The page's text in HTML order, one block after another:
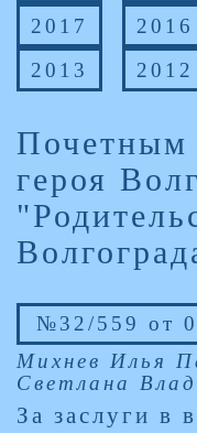
2017
2016
2013
2012
Почетным
героя
№32/559 от
Михнев Илья
Светлана
За заслуги в